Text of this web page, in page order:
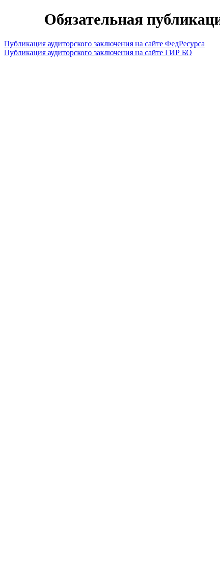
Обязательная
Публикация аудиторского заключения на сайте ФедРесурса
Публикация аудиторского заключения на сайте ГИР БО